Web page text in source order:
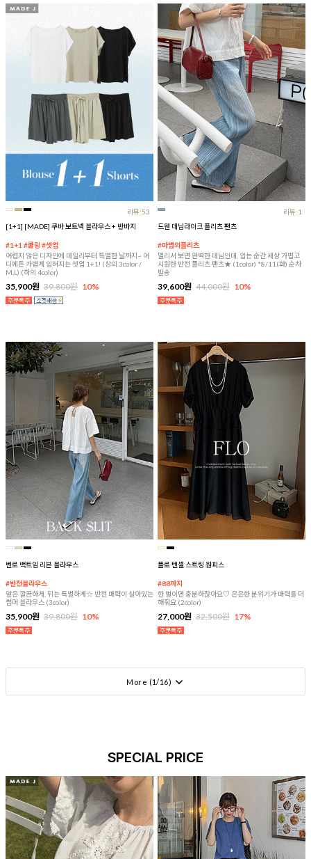
리뷰:53
[1+1] [MADE] 쿠바 보트넥 블라우스 + 반바지
#1+1 #쿨링 #셋업
어렵지 않은 디자인에 데일리부터 특별한 날까지~ 어
디에든 가볍게 입혀지는 셋업 1+1! (상의 3color /
M,L) (하의 4color)
35,900원 39,800원 10%
리뷰:1
드웬 데님라이크 플리츠 팬츠
#마법의플리츠
멀리서 보면 완벽한 데님인데, 입는 순간 세상 가볍고
시원한 반전 플리츠 팬츠★ (1color) *8/11(화) 순차
발송
39,600원 44,000원 10%
벤로 백트임 리본 블라우스
#반전블라우스
앞은 깔끔하게, 뒤는 특별하게☆ 반전 매력이 살아있는
썸머 블라우스 (3color)
35,900원 39,800원 10%
플로 텐셀 스트링 원피스
#88까지
한 벌이면 충분하잖아요♡ 은은한 분위기가 매력을 더
해줘요 (2color)
27,000원 32,500원 17%
More (1/16)
SPECIAL PRICE